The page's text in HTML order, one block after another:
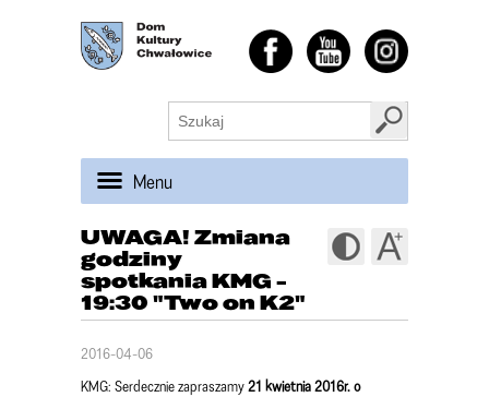
Menu
UWAGA! Zmiana
godziny
spotkania KMG -
19:30 "Two on K2"
2016-04-06
KMG: Serdecznie zapraszamy21 kwietnia 2016r. o